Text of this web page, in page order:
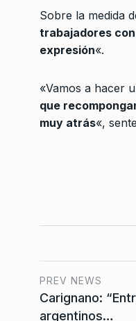
Sobre la medida
trabajadores
expresión«.
«Vamos a hacer
que
muy atrás«,
PREV NEWS
Carignano:
argentinos…